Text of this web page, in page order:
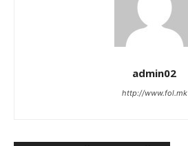
admin02
http://www.fol.mk